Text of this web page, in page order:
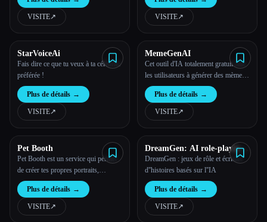
Toutes les catégories
À propos
VISITE↗︎ VISITE↗︎
StarVoiceAi
Fais dire ce que tu veux à ta célébrité
préférée !
Plus de détails →
VISITE↗︎
MemeGenAI
Cet outil d'IA totalement gratuit aide
les utilisateurs à générer des mèmes
GIF personnalisés. Ils peuvent
partager leur travail avec leurs amis
et leur famille, et le destinataire peut
interagir avec ce mème pour créer un
Plus de détails →
VISITE↗︎
Pet Booth
Pet Booth est un service qui permet
de créer tes propres portraits,
illustrations et photos d''animaux de
compagnie IA. Il suffit de télécharger
10 à 20 photos de ton chat ou de ton
chien et de choisir parmi plus de 80
Plus de détails →
VISITE↗︎
DreamGen: AI role-playing
and strory-writing
DreamGen : jeux de rôle et écriture
d''histoires basés sur l''IA
Plus de détails →
VISITE↗︎